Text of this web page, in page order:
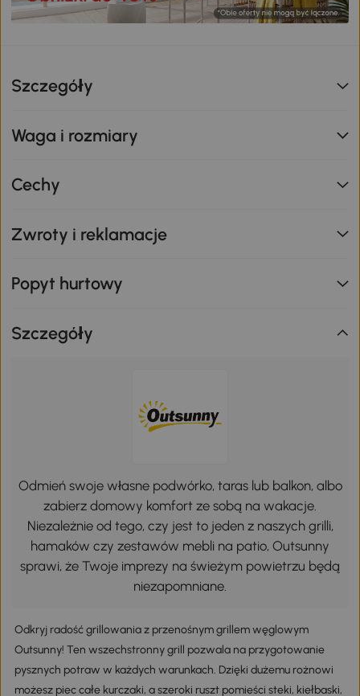
Szczegóły
Waga i rozmiary
Cechy
Zwroty i reklamacje
Popyt hurtowy
Szczegóły
Odmień swoje własne podwórko, taras lub balkon, albo
zabierz domowy komfort ze sobą na wakacje.
Niezależnie od tego, czy jest to jeden z naszych grilli,
hamaków czy zestawów mebli na patio, Outsunny
sprawi, że Twoje imprezy na świeżym powietrzu będą
niezapomniane.
Odkryj radość grillowania z przenośnym grillem węglowym
Outsunny! Ten wszechstronny grill pozwala na przygotowanie
pysznych potraw w każdych warunkach. Dzięki dużemu rożnowi
możesz piec całe kurczaki, a szeroki ruszt pomieści steki, kiełbaski,